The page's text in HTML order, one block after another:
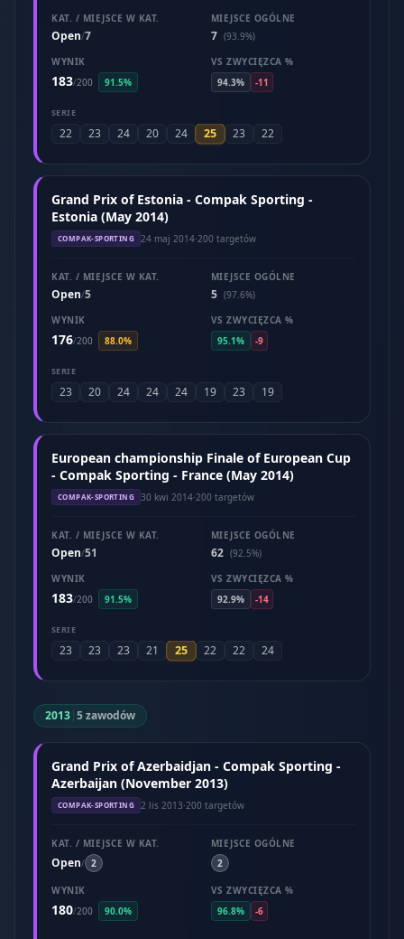
KAT. / MIEJSCE W KAT.
Open/7
MIEJSCE OGÓLNE
7 (93.9%)
WYNIK
183/200 91.5%
VS ZWYCIĘZCA %
94.3%
-11
SERIE
22 23 24 20 24 25 23 22
Grand Prix of Estonia - Compak Sporting -
Estonia (May 2014)
COMPAK-SPORTING 24 maj 2014·200 targetów
KAT. / MIEJSCE W KAT.
Open/5
MIEJSCE OGÓLNE
5 (97.6%)
WYNIK
176/200 88.0%
VS ZWYCIĘZCA %
95.1%
-9
SERIE
23 20 24 24 24 19 23 19
European championship Finale of European Cup
- Compak Sporting - France (May 2014)
COMPAK-SPORTING 30 kwi 2014·200 targetów
KAT. / MIEJSCE W KAT.
Open/51
MIEJSCE OGÓLNE
62 (92.5%)
WYNIK
183/200 91.5%
VS ZWYCIĘZCA %
92.9%
-14
SERIE
23 23 23 21 25 22 22 24
2013|5 zawodów
Grand Prix of Azerbaidjan - Compak Sporting -
Azerbaijan (November 2013)
COMPAK-SPORTING 2 lis 2013·200 targetów
KAT. / MIEJSCE W KAT.
Open/ 2
MIEJSCE OGÓLNE
2
WYNIK
180/200 90.0%
VS ZWYCIĘZCA %
96.8%
-6